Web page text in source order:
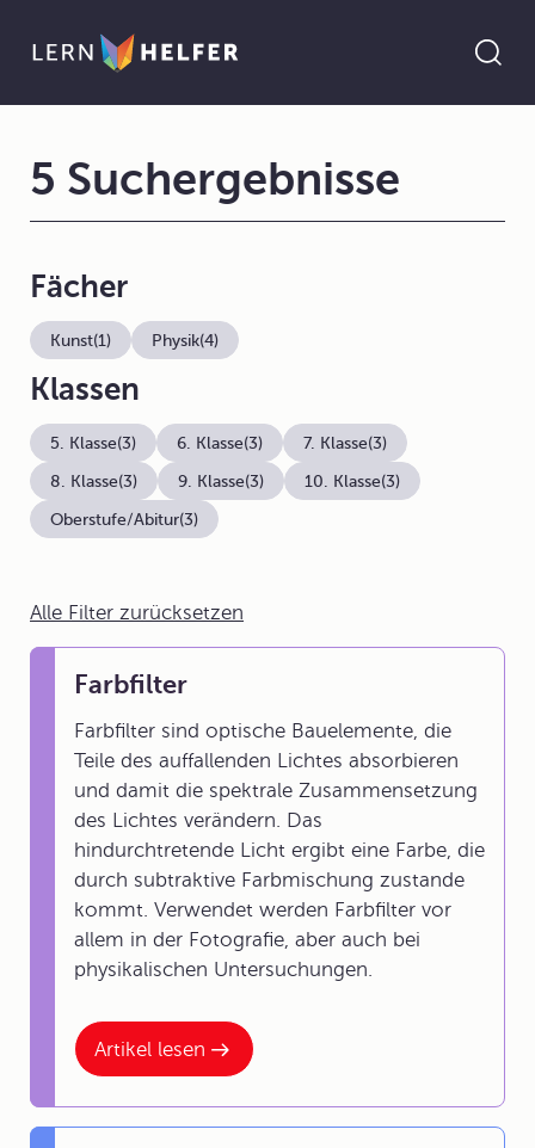
Alle Filter zurücksetzen
Artikel lesen
Farbfilter
Farbfilter sind optische Bauelemente, die
Teile des auffallenden Lichtes absorbieren
und damit die spektrale Zusammensetzung
des Lichtes verändern. Das
hindurchtretende Licht ergibt eine Farbe, die
durch subtraktive Farbmischung zustande
kommt. Verwendet werden Farbfilter vor
allem in der Fotografie, aber auch bei
physikalischen Untersuchungen.
5 Suchergebnisse
Fächer
Kunst(1) Physik(4)
Klassen
5. Klasse(3) 6. Klasse(3) 7. Klasse(3)
8. Klasse(3) 9. Klasse(3) 10. Klasse(3)
Oberstufe/Abitur(3)